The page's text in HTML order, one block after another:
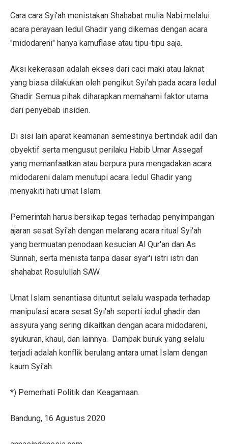
Cara cara Syi'ah menistakan Shahabat mulia Nabi melalui
acara perayaan Iedul Ghadir yang dikemas dengan acara
"midodareni" hanya kamuflase atau tipu-tipu saja.
Aksi kekerasan adalah ekses dari caci maki atau laknat
yang biasa dilakukan oleh pengikut Syi'ah pada acara Iedul
Ghadir. Semua pihak diharapkan memahami faktor utama
dari penyebab insiden.
Di sisi lain aparat keamanan semestinya bertindak adil dan
obyektif serta mengusut perilaku Habib Umar Assegaf
yang memanfaatkan atau berpura pura mengadakan acara
midodareni dalam menutupi acara Iedul Ghadir yang
menyakiti hati umat Islam.
Pemerintah harus bersikap tegas terhadap penyimpangan
ajaran sesat Syi'ah dengan melarang acara ritual Syi'ah
yang bermuatan penodaan kesucian Al Qur'an dan As
Sunnah, serta menista tanpa dasar syar'i istri istri dan
shahabat Rosulullah SAW.
Umat Islam senantiasa dituntut selalu waspada terhadap
manipulasi acara sesat Syi'ah seperti iedul ghadir dan
assyura yang sering dikaitkan dengan acara midodareni,
syukuran, khaul, dan lainnya. Dampak buruk yang selalu
terjadi adalah konflik berulang antara umat Islam dengan
kaum Syi'ah.
*) Pemerhati Politik dan Keagamaan.
Bandung, 16 Agustus 2020